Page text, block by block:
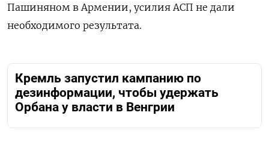
Пашиняном в Армении, усилия АСП не дали
необходимого результата.
Кремль запустил кампанию по
дезинформации, чтобы удержать
Орбана у власти в Венгрии